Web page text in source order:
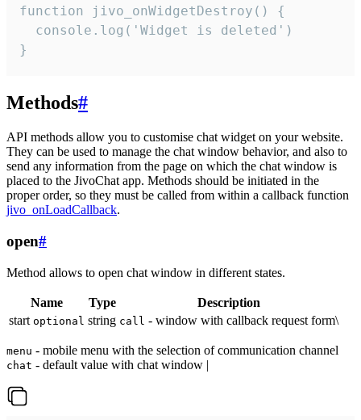
function jivo_onWidgetDestroy() {
  console.log('Widget is deleted')
}
Methods#
API methods allow you to customise chat widget on your website.
They can be used to manage the chat window behavior, and also to
send any information from the page on which the chat window is
placed to the JivoChat app. Methods should be initiated in the
proper order, so they must be called from within a callback function
jivo_onLoadCallback.
open#
Method allows to open chat window in different states.
Name Type
Description
start optional string call - window with callback request form\
menu - mobile menu with the selection of communication channel
chat - default value with chat window |